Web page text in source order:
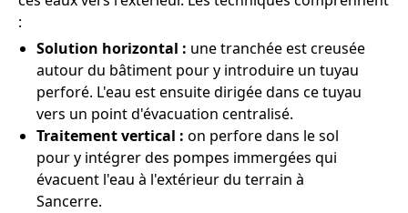
:
Solution horizontal : une tranchée est creusée
autour du bâtiment pour y introduire un tuyau
perforé. L'eau est ensuite dirigée dans ce tuyau
vers un point d'évacuation centralisé.
Traitement vertical : on perfore dans le sol
pour y intégrer des pompes immergées qui
évacuent l'eau à l'extérieur du terrain à
Sancerre.